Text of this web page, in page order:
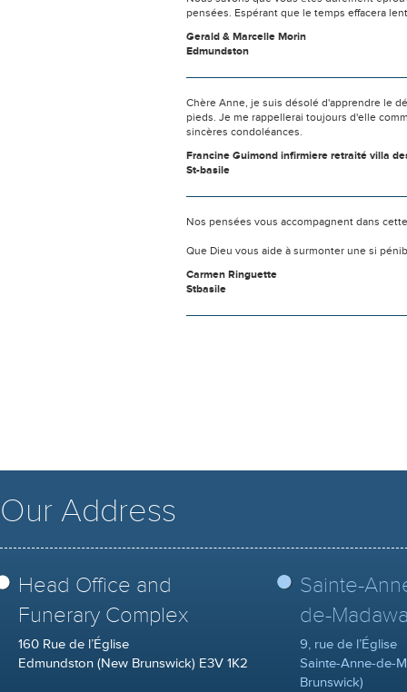
pensées. Espérant que le temps effacera
Gerald & Marcelle Morin
Edmundston
Chère Anne, je suis désolé d'apprendre le
pieds. Je me rappellerai toujours d'elle
sincères condoléances.
Francine Guimond infirmiere retraité villa
St-basile
Nos pensées vous accompagnent dans
Que Dieu vous aide à surmonter une si
Carmen Ringuette
Stbasile
Our Address
Head Office and
Funerary Complex
160 Rue de l’Église
Edmundston (New Brunswick) E3V 1K2
Sainte-
de-
9, rue de l’Église
Sainte-Anne-de-
Brunswick)